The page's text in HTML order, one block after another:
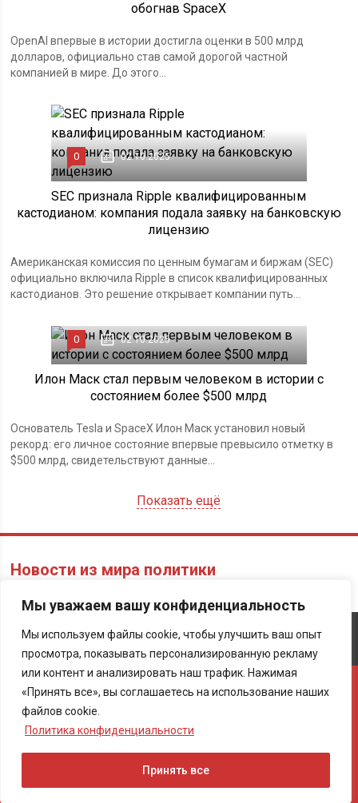
Мы уважаем вашу конфиденциальность
Мы используем файлы cookie, чтобы улучшить ваш опыт
просмотра, показывать персонализированную рекламу
или контент и анализировать наш трафик. Нажимая
«Принять все», вы соглашаетесь на использование наших
файлов cookie.
Политика конфиденциальности
Принять все
обогнав SpaceX
OpenAI впервые в истории достигла оценки в 500 млрд
долларов, официально став самой дорогой частной
компанией в мире. До этого...
0 02.10.2025
SEC признала Ripple квалифицированным
кастодианом: компания подала заявку на банковскую
лицензию
Американская комиссия по ценным бумагам и биржам (SEC)
официально включила Ripple в список квалифицированных
кастодианов. Это решение открывает компании путь...
0 02.10.2025
Илон Маск стал первым человеком в истории с
состоянием более $500 млрд
Основатель Tesla и SpaceX Илон Маск установил новый
рекорд: его личное состояние впервые превысило отметку в
$500 млрд, свидетельствуют данные...
Показать ещё
Новости из мира политики
Перепечатка материалов cетевого издания «BESTofNEWS (Лучшие
новости и статьи)», использование их в любой форме, в том числе и в
электронных СМИ, возможно только при наличии активной ссылки,
открытой к индексации поисковыми сервисами, на использованные
новости или на главную страницу.
Настоящий ресурс может содержать материалы 18+
Независимое издание «Лучшие новости и статьи». Все права
защищены. © 2009 - 2026.